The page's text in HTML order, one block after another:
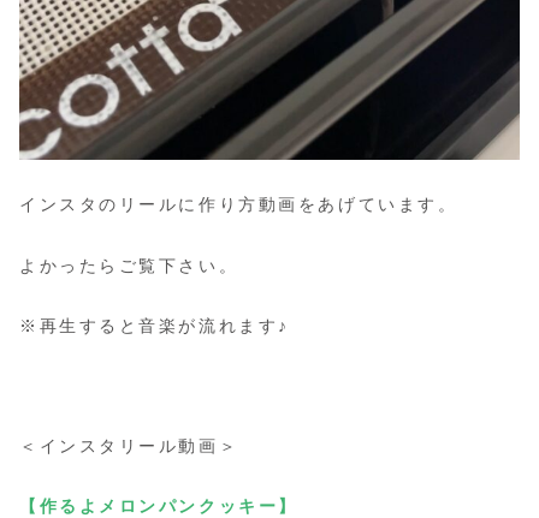
インスタのリールに作り方動画をあげています。
よかったらご覧下さい。
※再生すると音楽が流れます♪
＜インスタリール動画＞
【作るよメロンパンクッキー】